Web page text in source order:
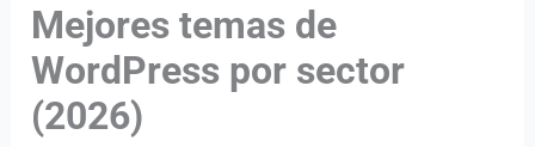
Mejores temas de
WordPress por sector
(2026)